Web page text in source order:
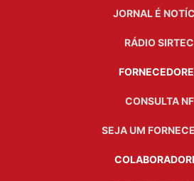
JORNAL É
RÁDIO SIRTEC
CONSULTA NF
SEJA UM